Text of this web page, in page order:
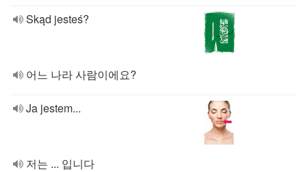
Skąd jesteś?
어느 나라 사람이에요?
Ja jestem...
저는 ... 입니다